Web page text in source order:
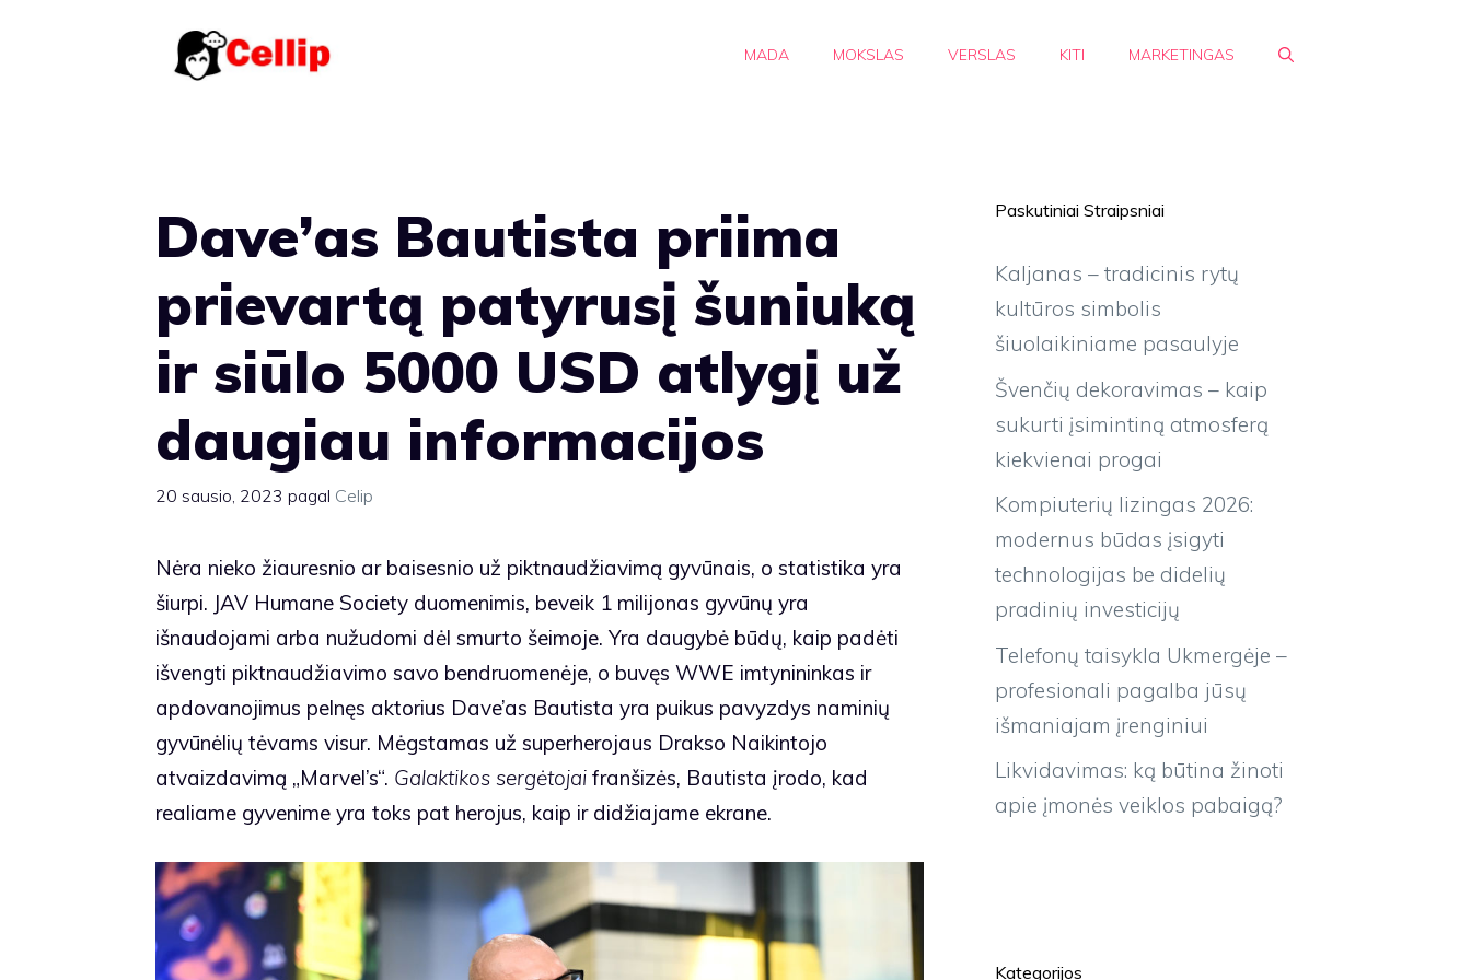
MADA MOKSLAS VERSLAS KITI MARKETINGAS
Dave’as Bautista priima
prievartą patyrusį šuniuką
ir siūlo 5000 USD atlygį už
daugiau informacijos
20 sausio, 2023 pagal Celip
Nėra nieko žiauresnio ar baisesnio už piktnaudžiavimą gyvūnais, o statistika yra
šiurpi. JAV Humane Society duomenimis, beveik 1 milijonas gyvūnų yra
išnaudojami arba nužudomi dėl smurto šeimoje. Yra daugybė būdų, kaip padėti
išvengti piktnaudžiavimo savo bendruomenėje, o buvęs WWE imtynininkas ir
apdovanojimus pelnęs aktorius Dave’as Bautista yra puikus pavyzdys naminių
gyvūnėlių tėvams visur. Mėgstamas už superherojaus Drakso Naikintojo
atvaizdavimą „Marvel’s“. Galaktikos sergėtojai franšizės, Bautista įrodo, kad
realiame gyvenime yra toks pat herojus, kaip ir didžiajame ekrane.
Paskutiniai Straipsniai
Kaljanas – tradicinis rytų
kultūros simbolis
šiuolaikiniame pasaulyje
Švenčių dekoravimas – kaip
sukurti įsimintiną atmosferą
kiekvienai progai
Kompiuterių lizingas 2026:
modernus būdas įsigyti
technologijas be didelių
pradinių investicijų
Telefonų taisykla Ukmergėje –
profesionali pagalba jūsų
išmaniajam įrenginiui
Likvidavimas: ką būtina žinoti
apie įmonės veiklos pabaigą?
Kategorijos